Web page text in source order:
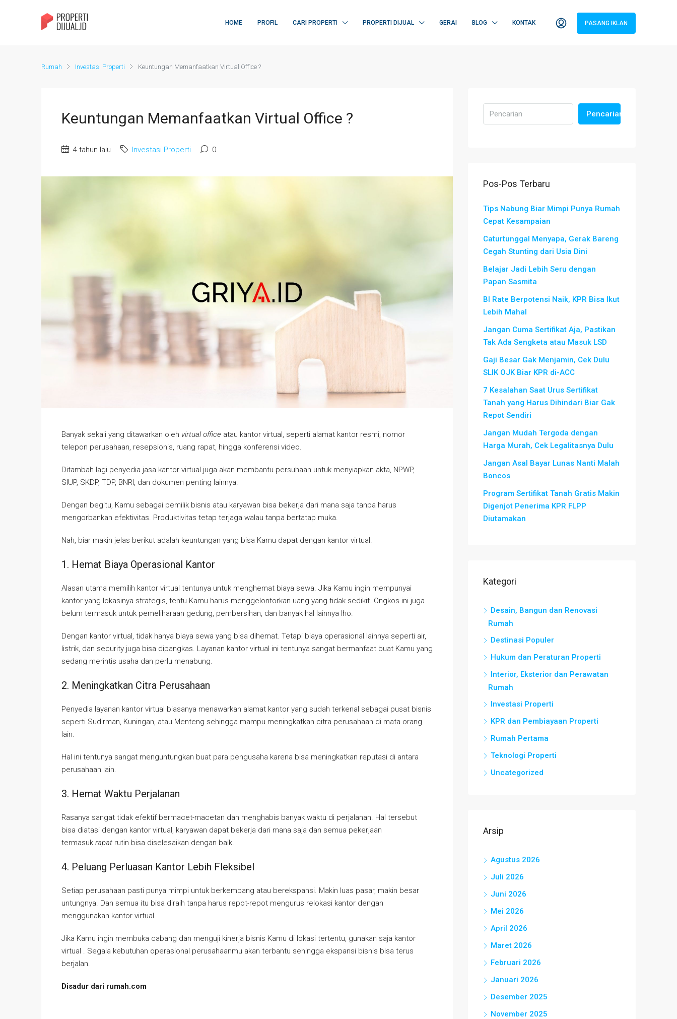
HOME PROFIL CARI PROPERTI PROPERTI DIJUAL GERAI BLOG KONTAK PASANG IKLAN
Rumah Investasi Properti Keuntungan Memanfaatkan Virtual Office ?
Keuntungan Memanfaatkan Virtual Office ?
4 tahun lalu Investasi Properti 0
Banyak sekali yang ditawarkan oleh virtual office atau kantor virtual, seperti alamat kantor resmi, nomor
telepon perusahaan, resepsionis, ruang rapat, hingga konferensi video.
Ditambah lagi penyedia jasa kantor virtual juga akan membantu persuhaan untuk menyiapkan akta, NPWP,
SIUP, SKDP, TDP, BNRI, dan dokumen penting lainnya.
Dengan begitu, Kamu sebagai pemilik bisnis atau karyawan bisa bekerja dari mana saja tanpa harus
mengorbankan efektivitas. Produktivitas tetap terjaga walau tanpa bertatap muka.
Nah, biar makin jelas berikut adalah keuntungan yang bisa Kamu dapat dengan kantor virtual.
1. Hemat Biaya Operasional Kantor
Alasan utama memilih kantor virtual tentunya untuk menghemat biaya sewa. Jika Kamu ingin mempunyai
kantor yang lokasinya strategis, tentu Kamu harus menggelontorkan uang yang tidak sedikit. Ongkos ini juga
belum termasuk untuk pemeliharaan gedung, pembersihan, dan banyak hal lainnya lho.
Dengan kantor virtual, tidak hanya biaya sewa yang bisa dihemat. Tetapi biaya operasional lainnya seperti air,
listrik, dan security juga bisa dipangkas. Layanan kantor virtual ini tentunya sangat bermanfaat buat Kamu yang
sedang merintis usaha dan perlu menabung.
2. Meningkatkan Citra Perusahaan
Penyedia layanan kantor virtual biasanya menawarkan alamat kantor yang sudah terkenal sebagai pusat bisnis
seperti Sudirman, Kuningan, atau Menteng sehingga mampu meningkatkan citra perusahaan di mata orang
lain.
Hal ini tentunya sangat menguntungkan buat para pengusaha karena bisa meningkatkan reputasi di antara
perusahaan lain.
3. Hemat Waktu Perjalanan
Rasanya sangat tidak efektif bermacet-macetan dan menghabis banyak waktu di perjalanan. Hal tersebut
bisa diatasi dengan kantor virtual, karyawan dapat bekerja dari mana saja dan semua pekerjaan
termasuk rapat rutin bisa diselesaikan dengan baik.
4. Peluang Perluasan Kantor Lebih Fleksibel
Setiap perusahaan pasti punya mimpi untuk berkembang atau berekspansi. Makin luas pasar, makin besar
untungnya. Dan semua itu bisa diraih tanpa harus repot-repot mengurus relokasi kantor dengan
menggunakan kantor virtual.
Jika Kamu ingin membuka cabang dan menguji kinerja bisnis Kamu di lokasi tertentu, gunakan saja kantor
virtual . Segala kebutuhan operasional perusahaanmu akan terbantu sehingga ekspansi bisnis bisa terus
berjalan.
Disadur dari rumah.com
Pencarian
Pos-Pos Terbaru
Tips Nabung Biar Mimpi Punya Rumah
Cepat Kesampaian
Caturtunggal Menyapa, Gerak Bareng
Cegah Stunting dari Usia Dini
Belajar Jadi Lebih Seru dengan
Papan Sasmita
BI Rate Berpotensi Naik, KPR Bisa Ikut
Lebih Mahal
Jangan Cuma Sertifikat Aja, Pastikan
Tak Ada Sengketa atau Masuk LSD
Gaji Besar Gak Menjamin, Cek Dulu
SLIK OJK Biar KPR di-ACC
7 Kesalahan Saat Urus Sertifikat
Tanah yang Harus Dihindari Biar Gak
Repot Sendiri
Jangan Mudah Tergoda dengan
Harga Murah, Cek Legalitasnya Dulu
Jangan Asal Bayar Lunas Nanti Malah
Boncos
Program Sertifikat Tanah Gratis Makin
Digenjot Penerima KPR FLPP
Diutamakan
Kategori
Desain, Bangun dan Renovasi
Rumah
Destinasi Populer
Hukum dan Peraturan Properti
Interior, Eksterior dan Perawatan
Rumah
Investasi Properti
KPR dan Pembiayaan Properti
Rumah Pertama
Teknologi Properti
Uncategorized
Arsip
Agustus 2026
Juli 2026
Juni 2026
Mei 2026
April 2026
Maret 2026
Februari 2026
Januari 2026
Desember 2025
November 2025